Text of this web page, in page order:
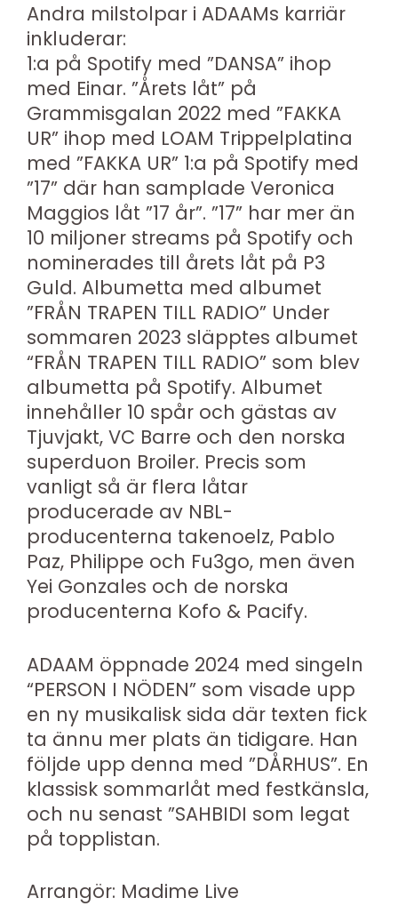
Andra milstolpar i ADAAMs karriär
inkluderar:
1:a på Spotify med ”DANSA” ihop
med Einar. ”Årets låt” på
Grammisgalan 2022 med ”FAKKA
UR” ihop med LOAM Trippelplatina
med ”FAKKA UR” 1:a på Spotify med
”17” där han samplade Veronica
Maggios låt ”17 år”. ”17” har mer än
10 miljoner streams på Spotify och
nominerades till årets låt på P3
Guld. Albumetta med albumet
”FRÅN TRAPEN TILL RADIO” Under
sommaren 2023 släpptes albumet
“FRÅN TRAPEN TILL RADIO” som blev
albumetta på Spotify. Albumet
innehåller 10 spår och gästas av
Tjuvjakt, VC Barre och den norska
superduon Broiler. Precis som
vanligt så är flera låtar
producerade av NBL-
producenterna takenoelz, Pablo
Paz, Philippe och Fu3go, men även
Yei Gonzales och de norska
producenterna Kofo & Pacify.
ADAAM öppnade 2024 med singeln
“PERSON I NÖDEN” som visade upp
en ny musikalisk sida där texten fick
ta ännu mer plats än tidigare. Han
följde upp denna med ”DÅRHUS”. En
klassisk sommarlåt med festkänsla,
och nu senast ”SAHBIDI som legat
på topplistan.
Arrangör: Madime Live